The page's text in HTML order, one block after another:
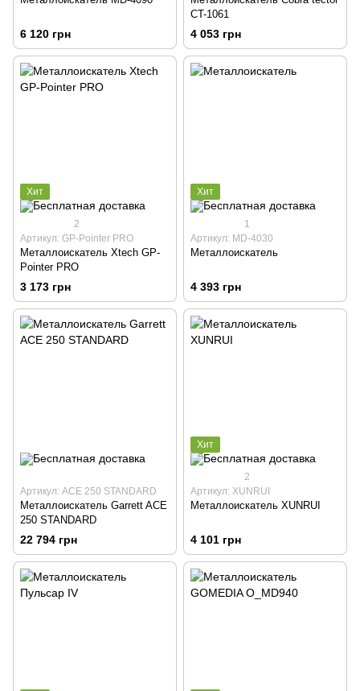
6 120 грн
CT-1061
4 053 грн
Хит
2
Артикул: GP-Pointer PRO
Металлоискатель Xtech GP-
Pointer PRO
3 173 грн
Хит
1
Артикул: MD-4030
Металлоискатель
4 393 грн
Артикул: ACE 250 STANDARD
Металлоискатель Garrett ACE
250 STANDARD
22 794 грн
Хит
2
Артикул: XUNRUI
Металлоискатель XUNRUI
4 101 грн